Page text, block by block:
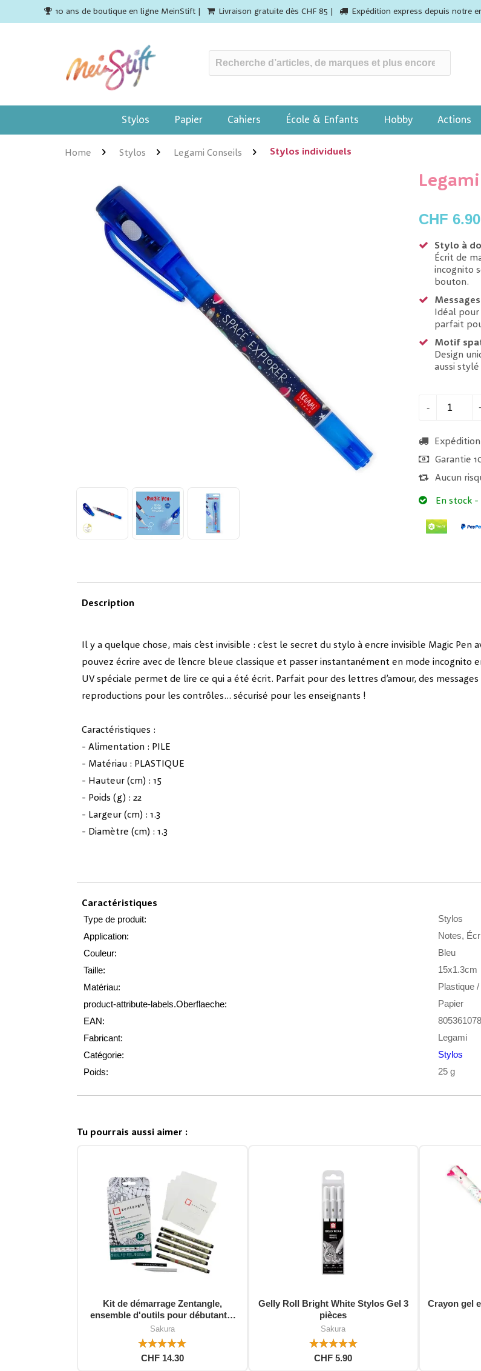
10 ans de boutique en ligne MeinStift | Livraison gratuite dès CHF 85 | Expédition express depuis notre
Stylos Papier Cahiers École & Enfants Hobby Actions
Home Stylos Legami Conseils Stylos individuels
Legami
CHF 6.90
Stylo à
Écrit de
incognito
bouton.
Idéal
parfait
Motif
Design
aussi
-
Garantie
Aucun
En stock -
Description
Il y a quelque chose, mais c’est invisible : c’est le secret du stylo à encre invisible Magic
pouvez écrire avec de l’encre bleue classique et passer instantanément en mode incognito
UV spéciale permet de lire ce qui a été écrit. Parfait pour des lettres d’amour, des
reproductions pour les contrôles... sécurisé pour les enseignants !
Caractéristiques :
- Alimentation : PILE
- Matériau : PLASTIQUE
- Hauteur (cm) : 15
- Poids (g) : 22
- Largeur (cm) : 1.3
- Diamètre (cm) : 1.3
Caractéristiques
Type de produit:
Stylos
Application:
Notes,
Couleur:
Bleu
Taille:
15x1.3cm
Matériau:
Plastique
product-attribute-labels.Oberflaeche:
Papier
EAN:
Fabricant:
Legami
Catégorie:
Stylos
Poids:
25 g
Tu pourrais aussi aimer :
Kit de démarrage Zentangle,
ensemble d'outils pour débutants,
12 pièces
Sakura
CHF 14.30
Gelly Roll Bright White Stylos Gel 3
pièces
Sakura
CHF 5.90
Crayon gel